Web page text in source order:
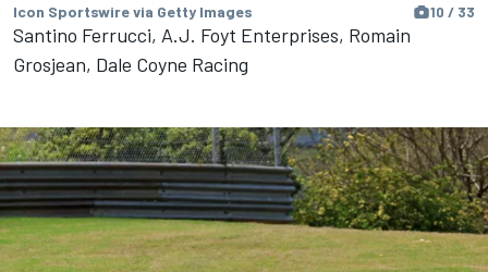
Icon Sportswire via Getty Images 10 / 33
Santino Ferrucci, A.J. Foyt Enterprises, Romain
Grosjean, Dale Coyne Racing